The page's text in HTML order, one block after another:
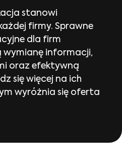
stanowi
firmy. Sprawne
dla firm
wymianę informacji,
oraz efektywną
się więcej na ich
wyróżnia się oferta